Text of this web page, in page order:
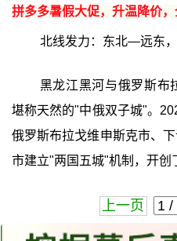
拼多多暑假大促，升温降价
北线发力：东北—远东
黑龙江黑河与俄罗斯布
堪称天然的"中俄双子城"。
俄罗斯布拉戈维申斯克市、
市建立"两国五城"机制，开创
上一页